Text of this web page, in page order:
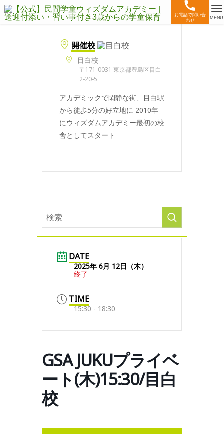
お電話で問い合
わせ
MENU
開催校
目白校
〒171-0031 東京都豊島区目白
2-20-5
アカデミックで閑静な街、目白駅
から徒歩5分の好立地に 2010年
にウィズダムアカデミー最初の校
舎としてスタート
DATE
2025年 6月 12日（木）
終了
TIME
15:30 - 18:30
GSA JUKUプライベ
ート(木)15:30/目白
校